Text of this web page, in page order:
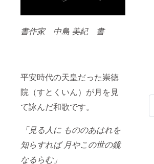
書作家 中島 美紀 書
平安時代の天皇だった崇徳
院（すとくいん）が月を見
て詠んだ和歌です。
「見る人に もののあはれを
知らすれば 月やこの世の鏡
なるらむ」